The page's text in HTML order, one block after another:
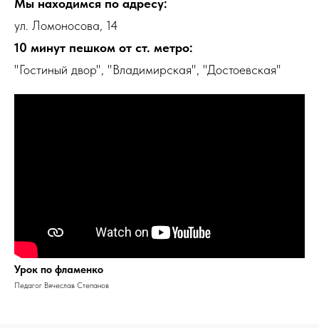
Мы находимся по адресу:
ул. Ломоносова, 14
10 минут пешком от ст. метро:
"Гостиный двор", "Владимирская", "Достоевская"
Урок по фламенко
Педагог Вячеслав Степанов